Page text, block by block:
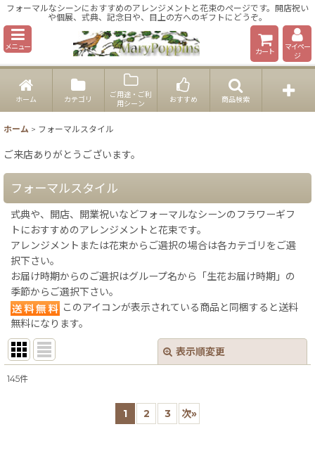
フォーマルなシーンにおすすめのアレンジメントと花束のページです。開店祝い
や個展、式典、記念日や、目上の方へのギフトにどうぞ。
メニュー カート
マイペー
ジ
ホーム カテゴリ
ご用途・ご利
用シーン
おすすめ 商品検索
ホーム > フォーマルスタイル
ご来店ありがとうございます。
フォーマルスタイル
式典や、開店、開業祝いなどフォーマルなシーンのフラワーギフ
トにおすすめのアレンジメントと花束です。
アレンジメントまたは花束からご選択の場合は各カテゴリをご選
択下さい。
お届け時期からのご選択はグループ名から「生花お届け時期」の
季節からご選択下さい。
このアイコンが表示されている商品と同梱すると送料
無料になります。
表示順変更
145件
1 2 3 次»